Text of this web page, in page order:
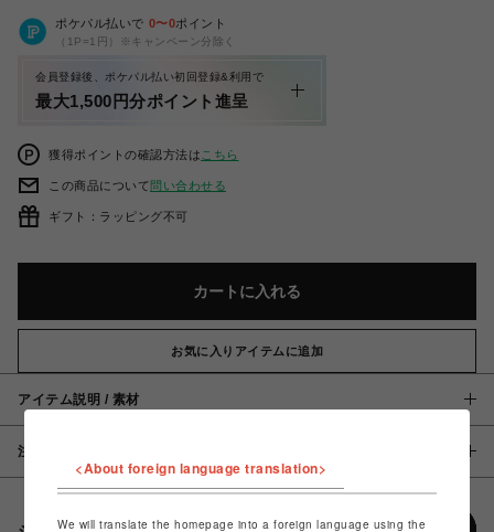
ポケパル払いで 0〜0ポイント
（1P=1円）※キャンペーン分除く
会員登録後、ポケパル払い初回登録&利用で
最大1,500円分ポイント進呈
獲得ポイントの確認方法は こちら
この商品について問い合わせる
ギフト：ラッピング不可
カートに入れる
お気に入りアイテムに追加
アイテム説明 / 素材
注意事項
<About foreign language translation>
We will translate the homepage into a foreign language using the